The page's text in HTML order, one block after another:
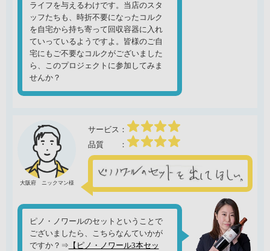
ライフを与えるわけです。当店のスタ
ッフたちも、時折不要になったコルク
を自宅から持ち寄って回収容器に入れ
ていっているようですよ。皆様のご自
宅にもご不要なコルクがございました
ら、このプロジェクトに参加してみま
せんか？
大阪府 ニックマン様
ピノ・ノワールのセットということで
ございましたら、こちらなんていかが
ですか？⇒ 【ピノ・ノワール3本セッ